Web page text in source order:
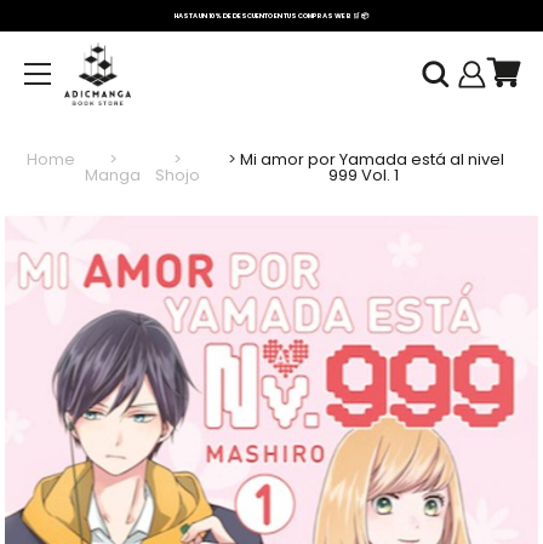
HASTA UN 10% DE DESCUENTO EN TUS COMPRAS WEB 🛒 📦
Home
Manga Shojo
Mi amor por Yamada está al nivel
999 Vol. 1